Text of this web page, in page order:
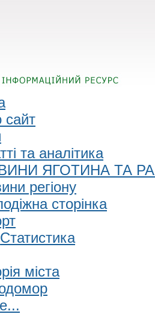
сайт
та аналітика
ЯГОТИНА ТА
регіону
сторінка
Статистика
міста